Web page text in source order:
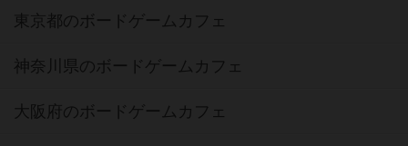
東京都のボードゲームカフェ
神奈川県のボードゲームカフェ
大阪府のボードゲームカフェ